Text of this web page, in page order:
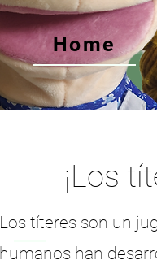
Home
¡Los
Los títeres son un
humanos han